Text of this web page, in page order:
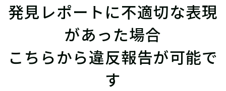
発見レポートに不適切な表現
があった場合
こちらから違反報告が可能で
す